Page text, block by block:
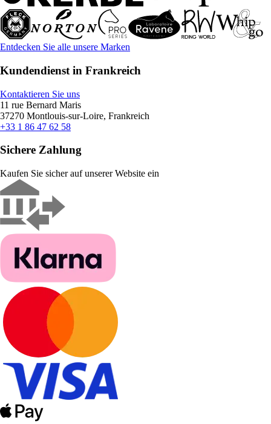
Entdecken Sie alle unsere Marken
Kundendienst in Frankreich
Kontaktieren Sie uns
11 rue Bernard Maris
37270 Montlouis-sur-Loire, Frankreich
+33 1 86 47 62 58
Sichere Zahlung
Kaufen Sie sicher auf unserer Website ein